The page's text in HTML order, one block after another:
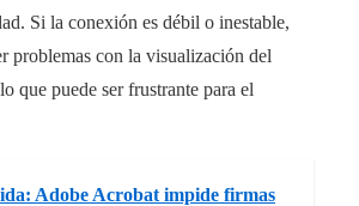
Si la conexión es débil o inestable,
problemas con la visualización del
que puede ser frustrante para el
Adobe Acrobat impide firmas